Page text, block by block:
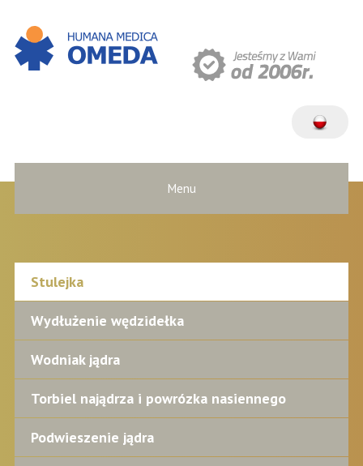
Menu
Stulejka
Wydłużenie wędzidełka
Wodniak jądra
Torbiel najądrza i powrózka nasiennego
Podwieszenie jądra